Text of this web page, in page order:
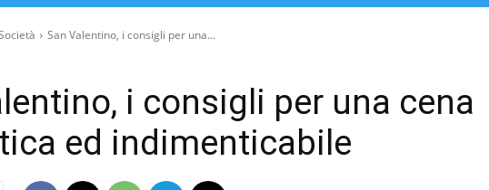
San Valentino, i consigli per una...
i consigli per una cena
ed indimenticabile